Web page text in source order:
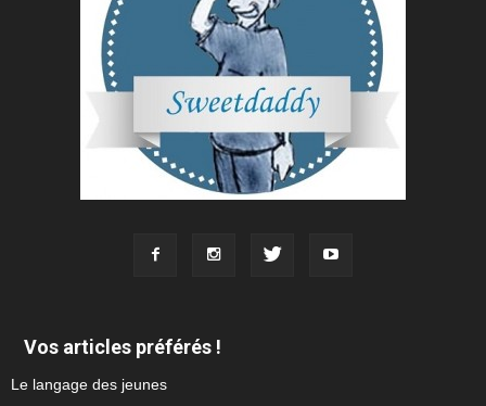
Vos articles préférés !
Le langage des jeunes